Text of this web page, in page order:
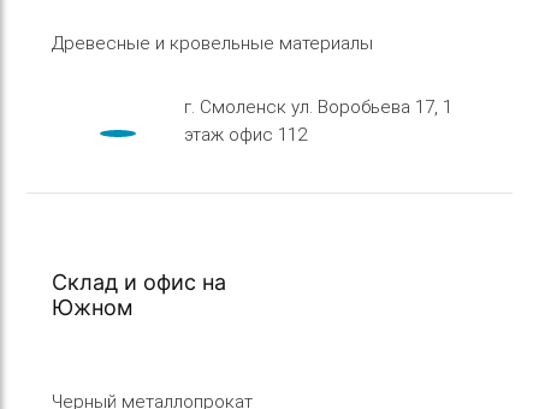
Древесные и кровельные материалы
г. Смоленск ул. Воробьева 17, 1
этаж офис 112
Склад и офис на
Южном
Черный металлопрокат